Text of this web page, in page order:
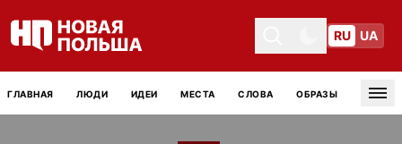
Toggle themeToggle theme
RU UA
ГЛАВНАЯ ЛЮДИ ИДЕИ МЕСТА СЛОВА ОБРАЗЫ